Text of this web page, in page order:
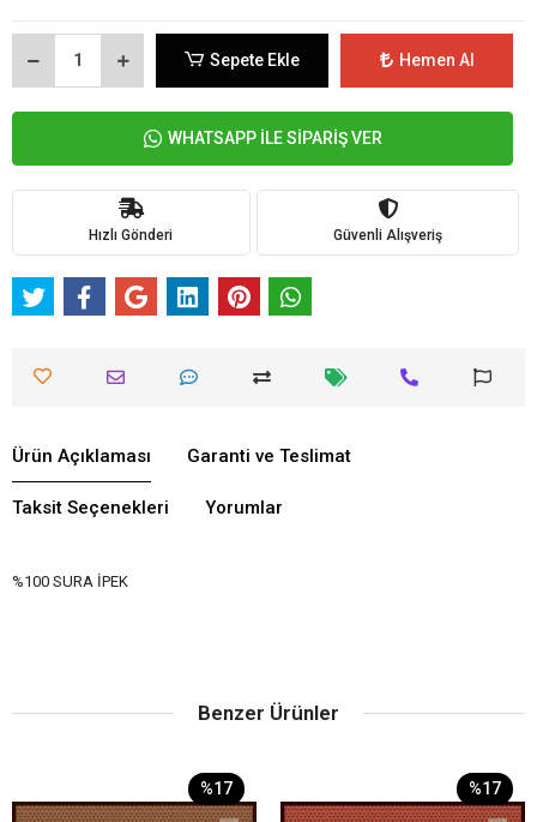
Sepete Ekle Hemen Al
WHATSAPP İLE SİPARİŞ VER
Hızlı Gönderi Güvenli Alışveriş
Ürün Açıklaması Garanti ve Teslimat
Taksit Seçenekleri Yorumlar
%100 SURA İPEK
Benzer Ürünler
%17 %17